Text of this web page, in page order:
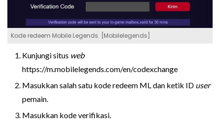
Kode redeem Mobile Legends. [Mobilelegends]
Kunjungi situs web
https://m.mobilelegends.com/en/codexchange
Masukkan salah satu kode redeem ML dan ketik ID user
pemain.
Masukkan kode verifikasi.